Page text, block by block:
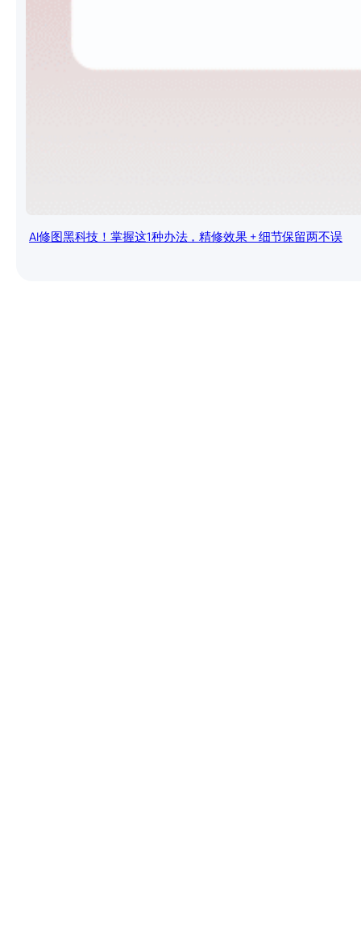
AI修图黑科技！掌握这1种办法，精修效果 + 细节保留两不误